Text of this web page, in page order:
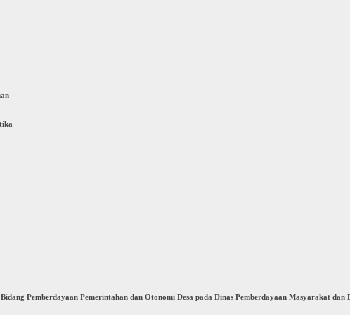
Pemberdayaan Pemerintahan dan Otonomi Desa pada Dinas Pemberdayaan Masyarakat dan